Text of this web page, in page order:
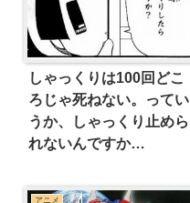
しゃっくりは100回どこ
ろじゃ死ねない。ってい
うか、しゃっくり止めら
れないんですか…
アニメ